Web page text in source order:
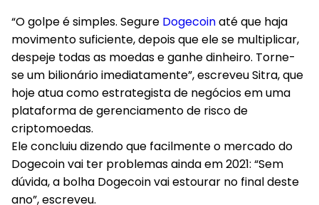
“O golpe é simples. Segure Dogecoinaté que haja
movimento suficiente, depois que ele se multiplicar,
despeje todas as moedas e ganhe dinheiro. Torne-
se um bilionário imediatamente”, escreveu Sitra, que
hoje atua como estrategista de negócios em uma
plataforma de gerenciamento de risco de
criptomoedas.
Ele concluiu dizendo que facilmente o mercado do
Dogecoin vai ter problemas ainda em 2021: “Sem
dúvida, a bolha Dogecoin vai estourar no final deste
ano”, escreveu.